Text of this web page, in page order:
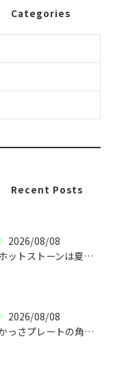
Categories
Recent Posts
2026/08/08
ホットストーンは夏こそ｜冷房冷えに温熱が向く理由
2026/08/08
かっさプレートの角度と圧｜肌に負担をかけない当て方